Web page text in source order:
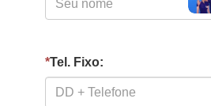
*Tel. Fixo: